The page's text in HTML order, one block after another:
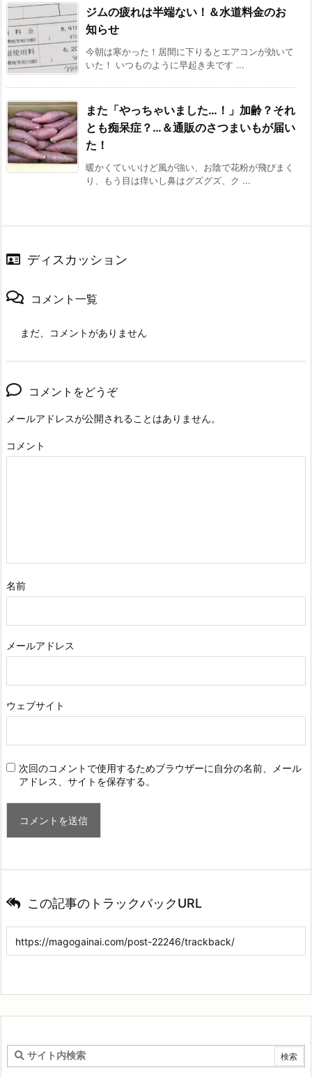
ジムの疲れは半端ない！＆水道料金のお
知らせ
今朝は寒かった！居間に下りるとエアコンが効いて
いた！ いつものように早起き夫です ...
また「やっちゃいました…！」加齢？それ
とも痴呆症？…＆通販のさつまいもが届い
た！
暖かくていいけど風が強い、お陰で花粉が飛びまく
り、もう目は痒いし鼻はグズグズ、ク ...
ディスカッション
コメント一覧
まだ、コメントがありません
コメントをどうぞ
メールアドレスが公開されることはありません。
コメント
名前
メールアドレス
ウェブサイト
次回のコメントで使用するためブラウザーに自分の名前、メール
アドレス、サイトを保存する。
この記事のトラックバックURL